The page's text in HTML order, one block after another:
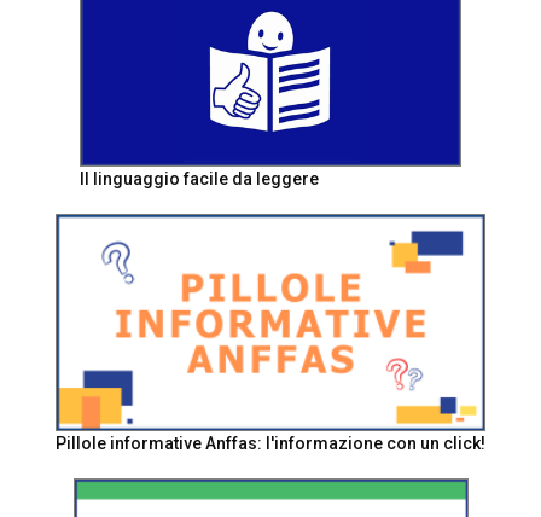
Il linguaggio facile da leggere
Pillole informative Anffas: l'informazione con un click!